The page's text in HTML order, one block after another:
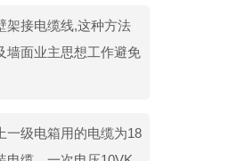
架接电缆线,这种方法
墙面业主思想工作避免
一级电箱用的电缆为18